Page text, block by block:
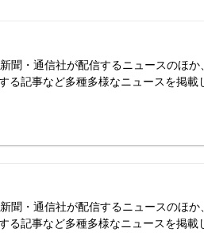
聞・通信社が配信するニュースのほか
る記事など多種多様なニュースを掲載
聞・通信社が配信するニュースのほか
る記事など多種多様なニュースを掲載